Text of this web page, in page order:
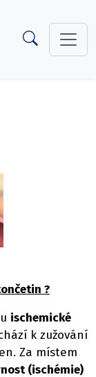
?
ischemické
k zužování
Za místem
(ischémie)